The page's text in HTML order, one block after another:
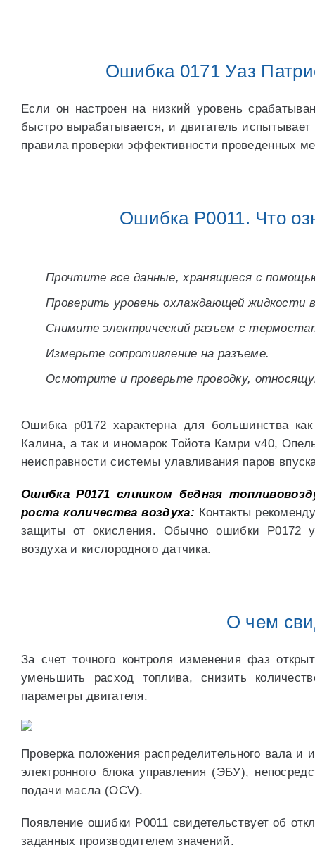
Ошибка 0171 Уаз
Если он настроен на низкий уровень
быстро вырабатывается, и двигатель
правила проверки эффективности проведенных
Ошибка P0011. Что
Прочтите все данные, хранящиеся с
Проверить уровень охлаждающей жидкости
Снимите электрический разъем с
Измерьте сопротивление на разъеме.
Осмотрите и проверьте проводку,
Ошибка p0172 характерна для большинства
Калина, а так и иномарок Тойота Камри v40,
неисправности системы улавливания паров
Ошибка P0171 слишком бедная
роста количества воздуха: Контакты
защиты от окисления. Обычно ошибки Р0172
воздуха и кислородного датчика.
О чем
За счет точного контроля изменения фаз
уменьшить расход топлива, снизить
параметры двигателя.
Проверка положения распределительного вала
электронного блока управления (ЭБУ),
подачи масла (OCV).
Появление ошибки P0011 свидетельствует об
заданных производителем значений.